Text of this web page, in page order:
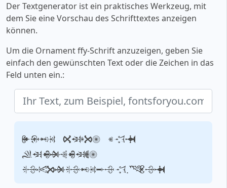
Der Textgenerator ist ein praktisches Werkzeug, mit
dem Sie eine Vorschau des Schrifttextes anzeigen
können.
Um die Ornament ffy-Schrift anzuzeigen, geben Sie
einfach den gewünschten Text oder die Zeichen in das
Feld unten ein.:
Ihr Text, zum
Beispiel,
fontsforyou.com